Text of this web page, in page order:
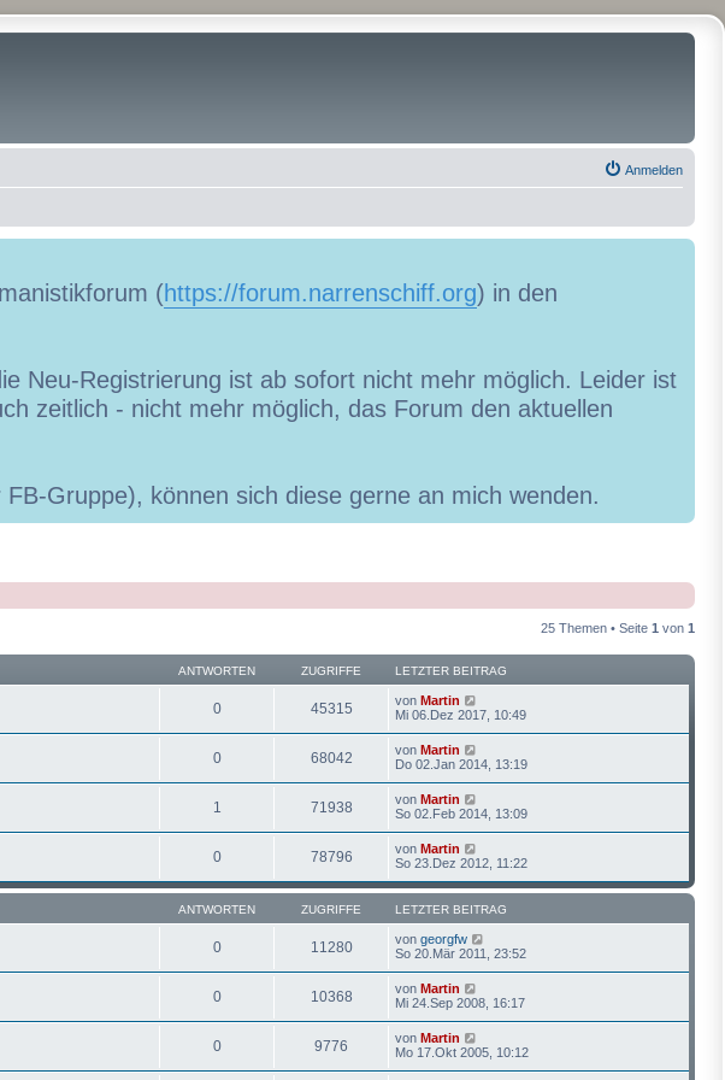
Anmelden
(https://forum.narrenschiff.org) in den
Neu-Registrierung ist ab sofort nicht mehr möglich. Leider ist
zeitlich - nicht mehr möglich, das Forum den aktuellen
Gruppe), können sich diese gerne an mich wenden.
25 Themen • Seite 1 von 1
ANTWORTEN ZUGRIFFE LETZTER BEITRAG
0 45315 von Martin
Mi 06.Dez 2017, 10:49
0 68042 von Martin
Do 02.Jan 2014, 13:19
1 71938 von Martin
So 02.Feb 2014, 13:09
0 78796 von Martin
So 23.Dez 2012, 11:22
ANTWORTEN ZUGRIFFE LETZTER BEITRAG
0 11280 von georgfw
So 20.Mär 2011, 23:52
0 10368 von Martin
Mi 24.Sep 2008, 16:17
0 9776 von Martin
Mo 17.Okt 2005, 10:12